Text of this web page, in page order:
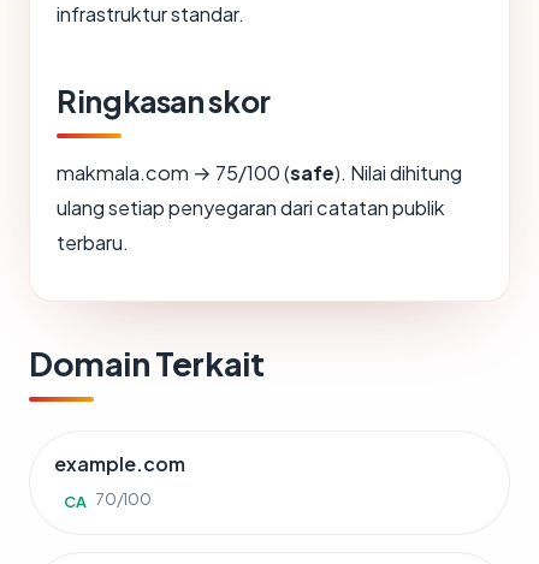
infrastruktur standar.
Ringkasan skor
makmala.com → 75/100 (safe). Nilai dihitung
ulang setiap penyegaran dari catatan publik
terbaru.
Domain Terkait
example.com
CA 70/100